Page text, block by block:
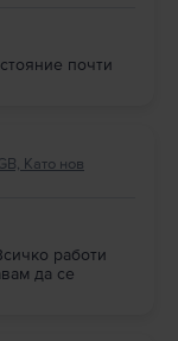
почти
Като нов
работи
да се